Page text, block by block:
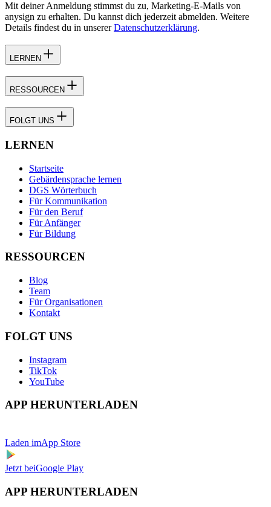
Mit deiner Anmeldung stimmst du zu, Marketing-E-Mails von
anysign zu erhalten. Du kannst dich jederzeit abmelden. Weitere
Details findest du in unserer Datenschutzerklärung.
LERNEN
RESSOURCEN
FOLGT UNS
LERNEN
Startseite
Gebärdensprache lernen
DGS Wörterbuch
Für Kommunikation
Für den Beruf
Für Anfänger
Für Bildung
RESSOURCEN
Blog
Team
Für Organisationen
Kontakt
FOLGT UNS
Instagram
TikTok
YouTube
APP HERUNTERLADEN
Laden imApp Store
Jetzt beiGoogle Play
APP HERUNTERLADEN